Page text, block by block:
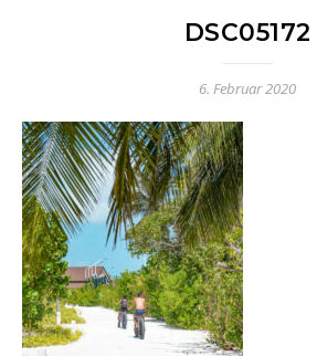
DSC05172
6. Februar 2020